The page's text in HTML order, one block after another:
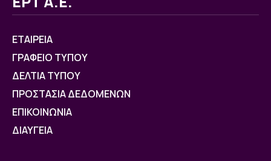
ΕΤΑΙΡΕΙΑ
ΓΡΑΦΕΙΟ ΤΥΠΟΥ
ΔΕΛΤΙΑ ΤΥΠΟΥ
ΠΡΟΣΤΑΣΙΑ ΔΕΔΟΜΕΝΩΝ
ΕΠΙΚΟΙΝΩΝΙΑ
ΔΙΑΥΓΕΙΑ